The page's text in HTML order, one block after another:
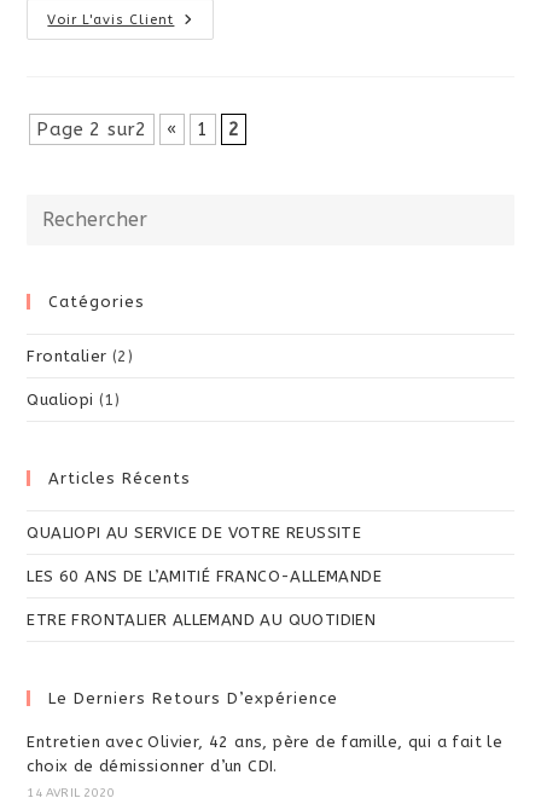
Voir L'avis Client
Page 2 sur2 « 1 2
Catégories
Frontalier (2)
Qualiopi (1)
Articles Récents
QUALIOPI AU SERVICE DE VOTRE REUSSITE
LES 60 ANS DE L’AMITIÉ FRANCO-ALLEMANDE
ETRE FRONTALIER ALLEMAND AU QUOTIDIEN
Le Derniers Retours D’expérience
Entretien avec Olivier, 42 ans, père de famille, qui a fait le
choix de démissionner d’un CDI.
14 AVRIL 2020